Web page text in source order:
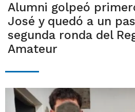
Alumni golpeó
José y quedó a un
segunda ronda del
Amateur